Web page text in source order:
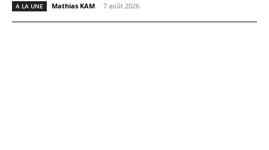
A LA UNE Mathias KAM - 7 août 2026